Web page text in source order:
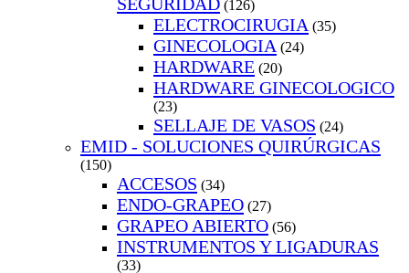
(126)
ELECTROCIRUGIA (35)
GINECOLOGIA (24)
HARDWARE (20)
HARDWARE GINECOLOGICO
(23)
SELLAJE DE VASOS (24)
EMID - SOLUCIONES QUIRÚRGICAS
(150)
ACCESOS (34)
ENDO-GRAPEO (27)
GRAPEO ABIERTO (56)
INSTRUMENTOS Y LIGADURAS
(33)